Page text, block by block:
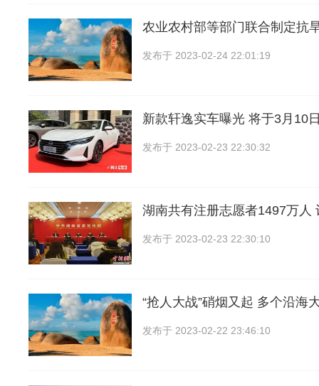
农业农村部等部门联合制定抗
发布于 2023-02-24 22:01:19
新款轩逸实车曝光 将于3月10
发布于 2023-02-23 22:30:32
湖南共有注册志愿者1497万人
发布于 2023-02-23 22:30:10
“抢人大战”硝烟又起 多个沿海
发布于 2023-02-22 23:46:10